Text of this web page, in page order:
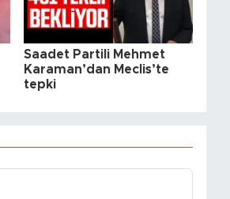
Saadet Partili Mehmet
Karaman’dan Meclis’te
tepki